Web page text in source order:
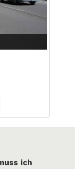
ich